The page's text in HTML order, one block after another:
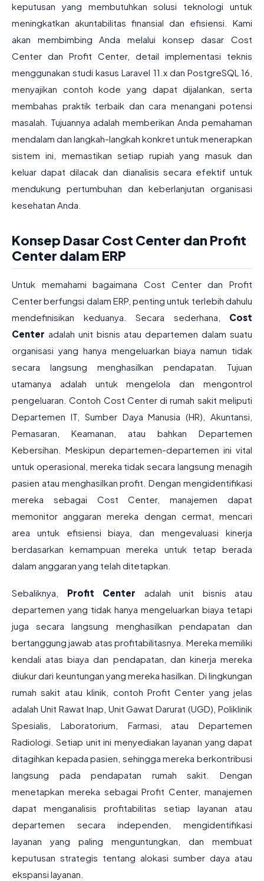
keputusan yang membutuhkan solusi teknologi untuk
meningkatkan akuntabilitas finansial dan efisiensi. Kami
akan membimbing Anda melalui konsep dasar Cost
Center dan Profit Center, detail implementasi teknis
menggunakan studi kasus Laravel 11.x dan PostgreSQL 16,
menyajikan contoh kode yang dapat dijalankan, serta
membahas praktik terbaik dan cara menangani potensi
masalah. Tujuannya adalah memberikan Anda pemahaman
mendalam dan langkah-langkah konkret untuk menerapkan
sistem ini, memastikan setiap rupiah yang masuk dan
keluar dapat dilacak dan dianalisis secara efektif untuk
mendukung pertumbuhan dan keberlanjutan organisasi
kesehatan Anda.
Konsep Dasar Cost Center dan Profit
Center dalam ERP
Untuk memahami bagaimana Cost Center dan Profit
Center berfungsi dalam ERP, penting untuk terlebih dahulu
mendefinisikan keduanya. Secara sederhana, Cost
Center adalah unit bisnis atau departemen dalam suatu
organisasi yang hanya mengeluarkan biaya namun tidak
secara langsung menghasilkan pendapatan. Tujuan
utamanya adalah untuk mengelola dan mengontrol
pengeluaran. Contoh Cost Center di rumah sakit meliputi
Departemen IT, Sumber Daya Manusia (HR), Akuntansi,
Pemasaran, Keamanan, atau bahkan Departemen
Kebersihan. Meskipun departemen-departemen ini vital
untuk operasional, mereka tidak secara langsung menagih
pasien atau menghasilkan profit. Dengan mengidentifikasi
mereka sebagai Cost Center, manajemen dapat
memonitor anggaran mereka dengan cermat, mencari
area untuk efisiensi biaya, dan mengevaluasi kinerja
berdasarkan kemampuan mereka untuk tetap berada
dalam anggaran yang telah ditetapkan.
Sebaliknya, Profit Center adalah unit bisnis atau
departemen yang tidak hanya mengeluarkan biaya tetapi
juga secara langsung menghasilkan pendapatan dan
bertanggung jawab atas profitabilitasnya. Mereka memiliki
kendali atas biaya dan pendapatan, dan kinerja mereka
diukur dari keuntungan yang mereka hasilkan. Di lingkungan
rumah sakit atau klinik, contoh Profit Center yang jelas
adalah Unit Rawat Inap, Unit Gawat Darurat (UGD), Poliklinik
Spesialis, Laboratorium, Farmasi, atau Departemen
Radiologi. Setiap unit ini menyediakan layanan yang dapat
ditagihkan kepada pasien, sehingga mereka berkontribusi
langsung pada pendapatan rumah sakit. Dengan
menetapkan mereka sebagai Profit Center, manajemen
dapat menganalisis profitabilitas setiap layanan atau
departemen secara independen, mengidentifikasi
layanan yang paling menguntungkan, dan membuat
keputusan strategis tentang alokasi sumber daya atau
ekspansi layanan.